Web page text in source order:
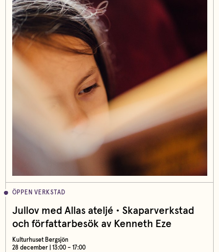
ÖPPEN VERKSTAD
Jullov med Allas ateljé • Skaparverkstad
och författarbesök av Kenneth Eze
Kulturhuset Bergsjön
28 december | 13:00 – 17:00